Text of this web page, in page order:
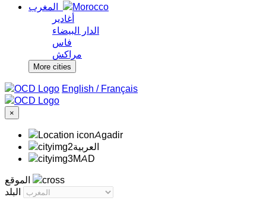
المغرب
أغادير
الدار البيضاء
فاس
مراكش
More cities
/ Français
×
Agadir
‏العربية‏
MAD